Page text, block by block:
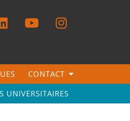
CONTACT
UNIVERSITAIRES